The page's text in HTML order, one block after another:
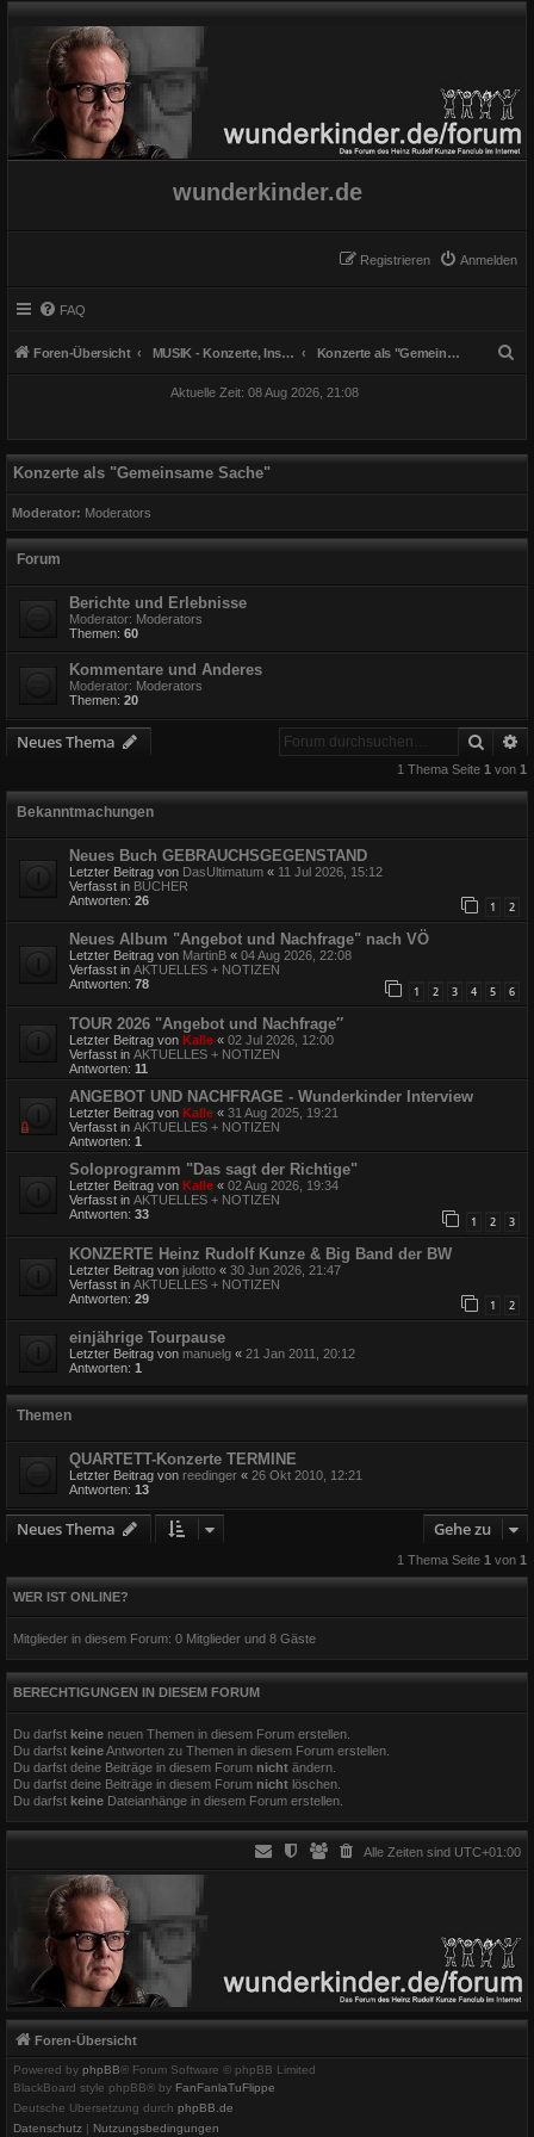
wunderkinder.de
Anmelden
Registrieren
FAQ
Foren-Übersicht MUSIK - Konzerte, Instrumente und Gesang Konzerte als "Gemeinsame Sache"
Aktuelle Zeit: 08 Aug 2026, 21:08
Konzerte als "Gemeinsame Sache"
Moderator: Moderators
Forum
Berichte und Erlebnisse
Moderator: Moderators
Themen: 60
Kommentare und Anderes
Moderator: Moderators
Themen: 20
Neues Thema Suche
1 Thema Seite 1 von 1
Bekanntmachungen
Neues Buch GEBRAUCHSGEGENSTAND
Letzter Beitrag von DasUltimatum « 11 Jul 2026, 15:12
Verfasst in BÜCHER
Antworten: 26 1 2
Neues Album "Angebot und Nachfrage" nach VÖ
Letzter Beitrag von MartinB « 04 Aug 2026, 22:08
Verfasst in AKTUELLES + NOTIZEN
Antworten: 78 1 2 3 4 5 6
TOUR 2026 "Angebot und Nachfrage″
Letzter Beitrag von Kalle « 02 Jul 2026, 12:00
Verfasst in AKTUELLES + NOTIZEN
Antworten: 11
ANGEBOT UND NACHFRAGE - Wunderkinder Interview
Letzter Beitrag von Kalle « 31 Aug 2025, 19:21
Verfasst in AKTUELLES + NOTIZEN
Antworten: 1
Soloprogramm "Das sagt der Richtige"
Letzter Beitrag von Kalle « 02 Aug 2026, 19:34
Verfasst in AKTUELLES + NOTIZEN
Antworten: 33 1 2 3
KONZERTE Heinz Rudolf Kunze & Big Band der BW
Letzter Beitrag von julotto « 30 Jun 2026, 21:47
Verfasst in AKTUELLES + NOTIZEN
Antworten: 29 1 2
einjährige Tourpause
Letzter Beitrag von manuelg « 21 Jan 2011, 20:12
Antworten: 1
Themen
QUARTETT-Konzerte TERMINE
Letzter Beitrag von reedinger « 26 Okt 2010, 12:21
Antworten: 13
Neues Thema Gehe zu
1 Thema Seite 1 von 1
WER IST ONLINE?
Mitglieder in diesem Forum: 0 Mitglieder und 8 Gäste
BERECHTIGUNGEN IN DIESEM FORUM
Du darfst keine neuen Themen in diesem Forum erstellen.
Du darfst keineAntworten zu Themen in diesem Forum erstellen.
Du darfst deine Beiträge in diesem Forum nicht ändern.
Du darfst deine Beiträge in diesem Forum nicht löschen.
Du darfst keine Dateianhänge in diesem Forum erstellen.
Alle Zeiten sind UTC+01:00
Foren-Übersicht
Powered by phpBB® Forum Software © phpBB Limited
BlackBoard style phpBB® by FanFanlaTuFlippe
Deutsche Übersetzung durch phpBB.de
Datenschutz
Nutzungsbedingungen